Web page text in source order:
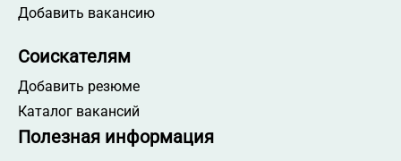
Добавить вакансию
Соискателям
Добавить резюме
Каталог вакансий
Полезная информация